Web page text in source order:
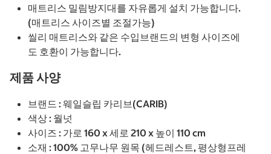
매트리스 밀림방지대를 자유롭게 설치 가능합니다.
(매트리스 사이즈별 조절가능)
씰리 매트리스와 같은 수입브랜드의 변형 사이즈에
도 호환이 가능합니다.
제품 사양
브랜드 : 웨일슬립 카리브(CARIB)
색상 : 월넛
사이즈 : 가로 160 x 세로 210 x 높이 110 cm
소재 : 100% 고무나무 원목 (헤드레스트, 평상형프레